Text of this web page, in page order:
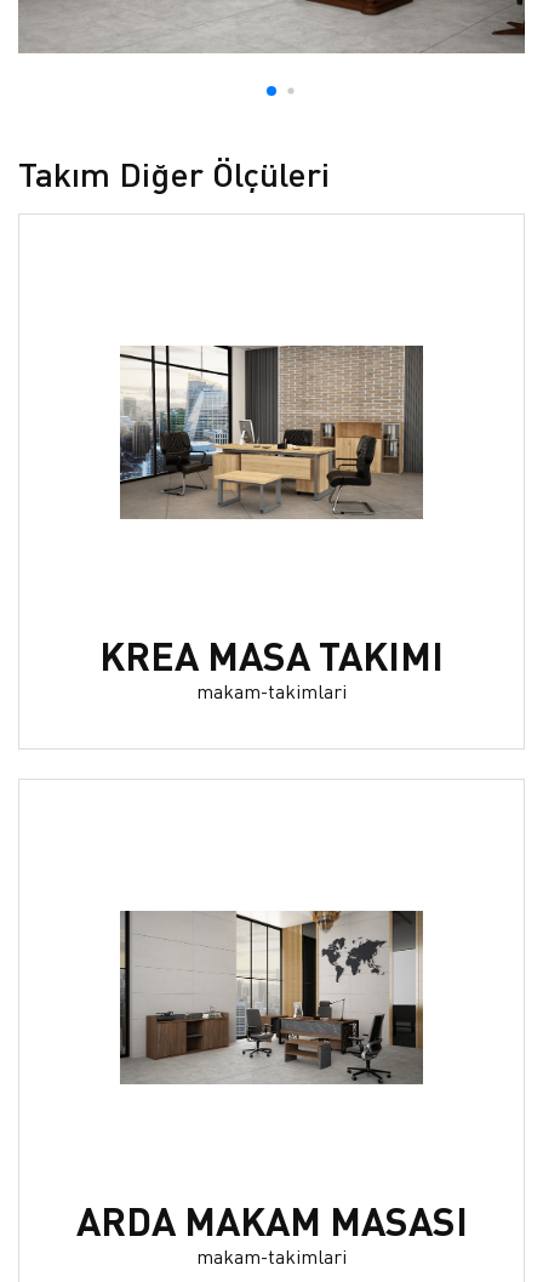
Takım Diğer Ölçüleri
KREA MASA TAKIMI
makam-takimlari
ARDA MAKAM MASASI
makam-takimlari